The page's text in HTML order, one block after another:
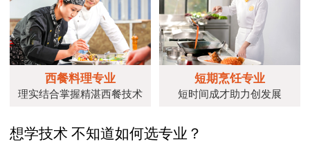
西餐料理专业
理实结合掌握精湛西餐技术
短期烹饪专业
短时间成才助力创发展
想学技术 不知道如何选专业？